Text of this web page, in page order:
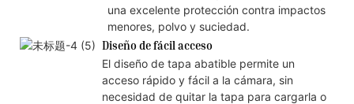
una excelente protección contra impactos
menores, polvo y suciedad.
Diseño de fácil acceso
El diseño de tapa abatible permite un
acceso rápido y fácil a la cámara, sin
necesidad de quitar la tapa para cargarla o